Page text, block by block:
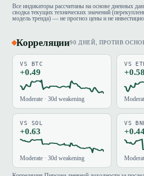
Все индикаторы рассчитаны на основе дневных
сводка текущих технических значений
модель тренда) — не прогноз цены и не
Корреляции90 ДНЕЙ, ПРОТИВ
VS BTC
+0.49
Moderate · 30d weakening
VS
+0.58
VS SOL
+0.63
Moderate · 30d weakening
VS